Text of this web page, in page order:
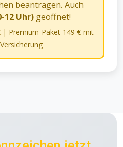
beantragen. Auch
12 Uhr)geöffnet!
| Premium-Paket 149 € mit